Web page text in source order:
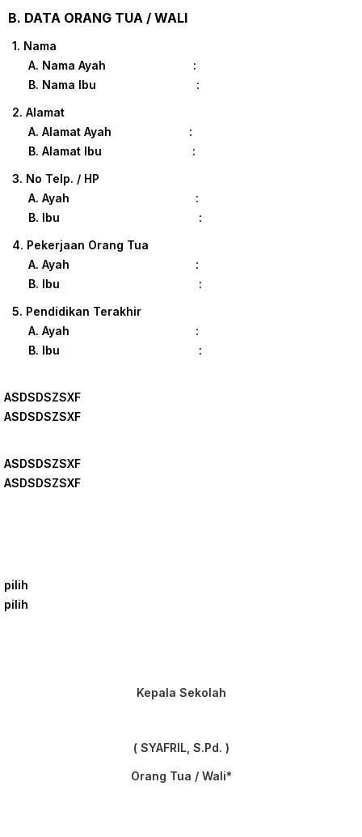
B. DATA ORANG TUA / WALI
1. Nama
A. Nama Ayah :
B. Nama Ibu :
2. Alamat
A. Alamat Ayah :
B. Alamat Ibu :
3. No Telp. / HP
A. Ayah :
B. Ibu :
4. Pekerjaan Orang Tua
A. Ayah :
B. Ibu :
5. Pendidikan Terakhir
A. Ayah :
B. Ibu :
ASDSDSZSXF
ASDSDSZSXF
ASDSDSZSXF
ASDSDSZSXF
pilih
pilih
Kepala Sekolah
( SYAFRIL, S.Pd. )
Orang Tua / Wali*